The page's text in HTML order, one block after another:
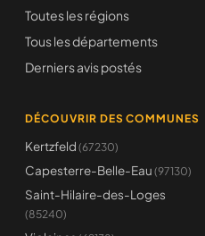
Toutes les régions
Tous les départements
Derniers avis postés
DÉCOUVRIR DES COMMUNES
Kertzfeld (67230)
Capesterre-Belle-Eau (97130)
Saint-Hilaire-des-Loges
(85240)